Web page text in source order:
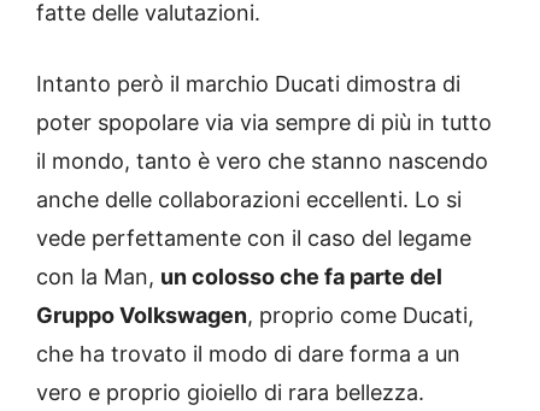
fatte delle valutazioni.
Intanto però il marchio Ducati dimostra di
poter spopolare via via sempre di più in tutto
il mondo, tanto è vero che stanno nascendo
anche delle collaborazioni eccellenti. Lo si
vede perfettamente con il caso del legame
con la Man, un colosso che fa parte del
Gruppo Volkswagen, proprio come Ducati,
che ha trovato il modo di dare forma a un
vero e proprio gioiello di rara bellezza.